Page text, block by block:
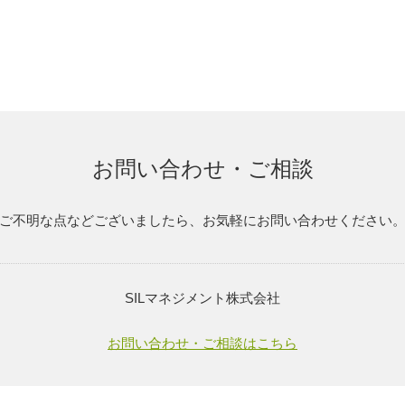
お問い合わせ・ご相談
ご不明な点などございましたら、お気軽にお問い合わせください。
SILマネジメント株式会社
お問い合わせ・ご相談はこちら